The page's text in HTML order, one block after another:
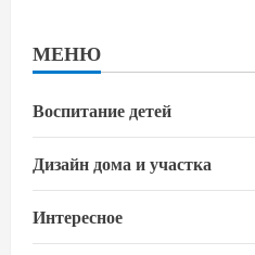
МЕНЮ
Воспитание детей
Дизайн дома и участка
Интересное